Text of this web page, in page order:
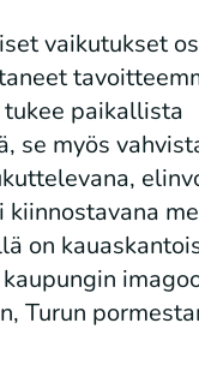
vaikutukset
paikallista
se myös
kiinnostavana
on
Turun